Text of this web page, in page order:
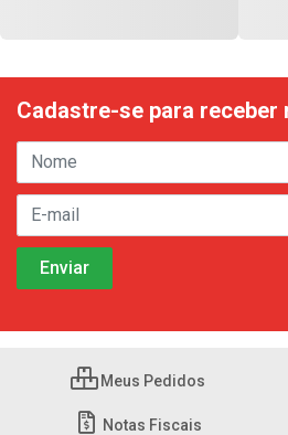
Cadastre-se para
Meus Pedidos
Notas Fiscais